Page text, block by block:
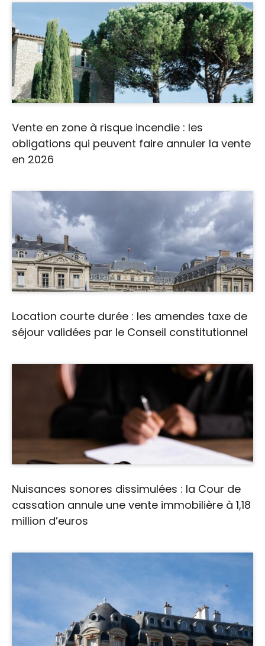
Vente en zone à risque incendie : les
obligations qui peuvent faire annuler la vente
en 2026
Location courte durée : les amendes taxe de
séjour validées par le Conseil constitutionnel
Nuisances sonores dissimulées : la Cour de
cassation annule une vente immobilière à 1,18
million d’euros